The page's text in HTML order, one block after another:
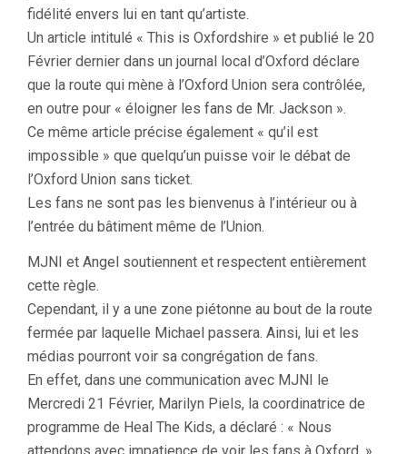
fidélité envers lui en tant qu’artiste.
Un article intitulé « This is Oxfordshire » et publié le 20
Février dernier dans un journal local d’Oxford déclare
que la route qui mène à l’Oxford Union sera contrôlée,
en outre pour « éloigner les fans de Mr. Jackson ».
Ce même article précise également « qu’il est
impossible » que quelqu’un puisse voir le débat de
l’Oxford Union sans ticket.
Les fans ne sont pas les bienvenus à l’intérieur ou à
l’entrée du bâtiment même de l’Union.
MJNI et Angel soutiennent et respectent entièrement
cette règle.
Cependant, il y a une zone piétonne au bout de la route
fermée par laquelle Michael passera. Ainsi, lui et les
médias pourront voir sa congrégation de fans.
En effet, dans une communication avec MJNI le
Mercredi 21 Février, Marilyn Piels, la coordinatrice de
programme de Heal The Kids, a déclaré : « Nous